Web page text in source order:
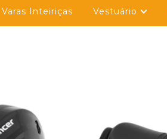
Varas Inteiriças Vestuário